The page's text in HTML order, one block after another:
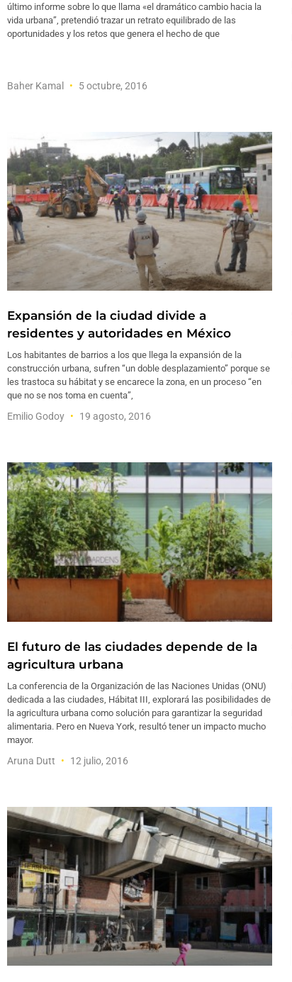
último informe sobre lo que llama «el dramático cambio hacia la
vida urbana”, pretendió trazar un retrato equilibrado de las
oportunidades y los retos que genera el hecho de que
Baher Kamal 5 octubre, 2016
Expansión de la ciudad divide a
residentes y autoridades en México
Los habitantes de barrios a los que llega la expansión de la
construcción urbana, sufren “un doble desplazamiento” porque se
les trastoca su hábitat y se encarece la zona, en un proceso “en
que no se nos toma en cuenta”,
Emilio Godoy 19 agosto, 2016
El futuro de las ciudades depende de la
agricultura urbana
La conferencia de la Organización de las Naciones Unidas (ONU)
dedicada a las ciudades, Hábitat III, explorará las posibilidades de
la agricultura urbana como solución para garantizar la seguridad
alimentaria. Pero en Nueva York, resultó tener un impacto mucho
mayor.
Aruna Dutt 12 julio, 2016